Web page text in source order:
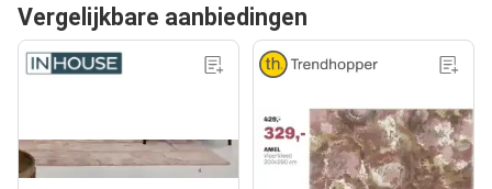
Vergelijkbare aanbiedingen